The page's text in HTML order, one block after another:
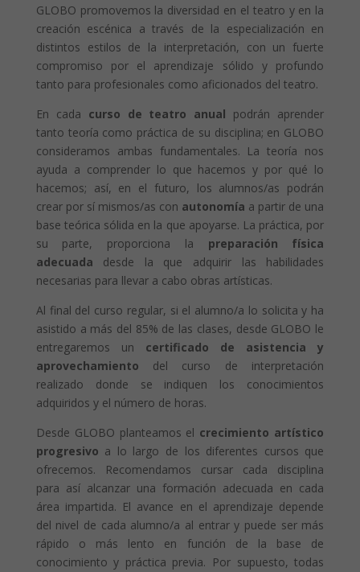
GLOBO promovemos la diversidad en el teatro y en la
creación escénica a través de la especialización en
distintos estilos de la interpretación, con un fuerte
compromiso por el aprendizaje sólido y profundo
tanto para profesionales como aficionados del teatro.
En cada curso de teatro anual podrán aprender
tanto teoría como práctica de su disciplina; en GLOBO
consideramos ambas fundamentales. La teoría nos
ayuda a comprender lo que hacemos y por qué lo
hacemos; así, en el futuro, los alumnos/as podrán
crear por sí mismos/as con autonomía a partir de una
base teórica sólida en la que apoyarse. La práctica, por
su parte, proporciona la preparación física
adecuada desde la que adquirir las habilidades
necesarias para llevar a cabo obras artísticas.
Al final del curso regular, si el alumno/a lo solicita y ha
asistido a más del 85% de las clases, desde GLOBO le
entregaremos un certificado de asistencia y
aprovechamiento del curso de interpretación
realizado donde se indiquen los conocimientos
adquiridos y el número de horas.
Desde GLOBO planteamos el crecimiento artístico
progresivo a lo largo de los diferentes cursos que
ofrecemos. Recomendamos cursar cada disciplina
para así alcanzar una formación adecuada en cada
área impartida. El avance en el aprendizaje depende
del nivel de cada alumno/a al entrar y puede ser más
rápido o más lento en función de la base de
conocimiento y práctica previa. Por supuesto, todas